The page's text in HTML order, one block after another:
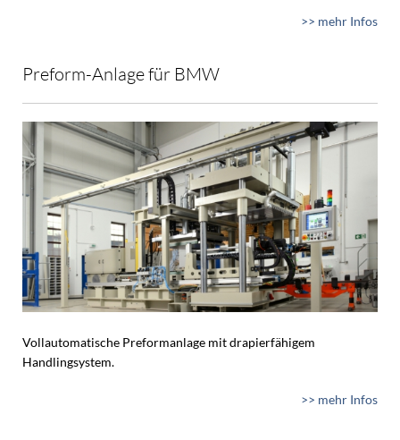
>> mehr Infos
Preform-Anlage für BMW
Vollautomatische Preformanlage mit drapierfähigem
Handlingsystem.
>> mehr Infos